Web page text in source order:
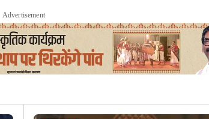
Advertisement